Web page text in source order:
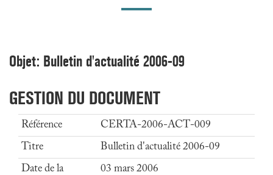
Objet: Bulletin d'actualité 2006-09
GESTION DU DOCUMENT
Référence
CERTA-2006-ACT-009
Titre
Bulletin d'actualité 2006-09
Date de la
03 mars 2006